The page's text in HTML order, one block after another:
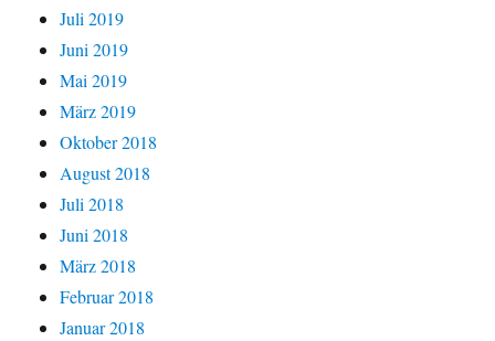
Juli 2019
Juni 2019
Mai 2019
März 2019
Oktober 2018
August 2018
Juli 2018
Juni 2018
März 2018
Februar 2018
Januar 2018